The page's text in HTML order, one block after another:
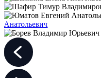
Анатольевич